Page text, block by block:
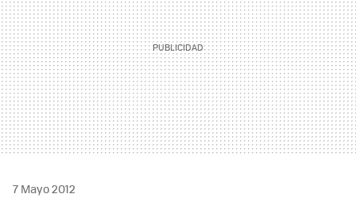
7 Mayo 2012